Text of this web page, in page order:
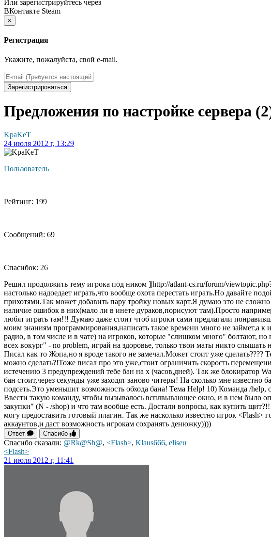
Или зарегистрируйтесь через
ВКонтакте Steam
×
Регистрация
Укажите, пожалуйста, свой e-mail.
Зарегистрироваться
Предложения по настройке сервера
KpaKeT
24 июля 2012 г, 13:29
Пользователь
Рейтинг: 199
Сообщений: 69
Спасибок: 26
Решил продолжить тему игрока под ником ]|http://atlant-cs.ru/forum/
настолько надоедает играть,что вообще охота перестать играть.Но давайте
прихотями.Так может добавить пару тройку новых карт.Я думаю это не
наличие ошибок в них(мало ли в инете дураков,порисуют там).Просто
любят играть там!!! Думаю даже стоит чтоб игроки сами предлагали
моим знаниям программирования,написать такое времени много не займет,а
радио, в том числе и в чате) на игроков, которые "слишком много" болтают,
всех вокург" - no problem, играй на здоровье, только твои маты никто
Писал как то Жопа,но я вроде такого не замечал.Может стоит уже
можно сделать?!Тоже писал про это уже,стоит ограничить скорость
истечению 3 предупреждений тебе бан на х (часов,дней). Так же блокиратор
бан стоит,через секунды уже заходят заново читеры! На сколько мне
подсеть.Это уменьшит возможность обхода бана! Тема Help! 10) Команда /
Ввести такую команду, чтобы вызывалось всплвывающее окно, и в нем было
закупки" (N - /shop) и что там вообще есть. Достали вопросы, как купить
могу предоставить готовый плагин. Так же насколько известно игрок
аккаунтов,и даст возможность игрокам сохранять денюжку))))
Ответ Спасибо
Спасибо сказали: @Rk@Sh@, <Flash>, Klaus666, eliseu
<Flash>
21 июля 2012 г, 11:41